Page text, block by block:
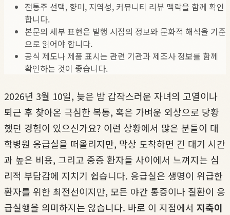
전통주 선택, 향미, 지역성, 커뮤니티 리뷰 맥락을 함께 확인
합니다.
본문의 세부 표현은 발행 시점의 정보와 문화적 해석을 기준
으로 읽어야 합니다.
공식 제도나 제품 표시는 관련 기관과 제조사 정보를 함께
확인하는 것이 좋습니다.
2026년 3월 10일, 늦은 밤 갑작스러운 자녀의 고열이나
퇴근 후 찾아온 극심한 복통, 혹은 가벼운 외상으로 당황
했던 경험이 있으신가요? 이런 상황에서 많은 분들이 대
학병원 응급실을 떠올리지만, 막상 도착하면 긴 대기 시간
과 높은 비용, 그리고 중증 환자들 사이에서 느껴지는 심
리적 부담감에 지치기 쉽습니다. 응급실은 생명이 위급한
환자를 위한 최전선이지만, 모든 야간 통증이나 질환이 응
급실행을 의미하지는 않습니다. 바로 이 지점에서 지축이